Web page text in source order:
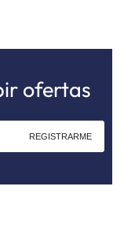
ofertas